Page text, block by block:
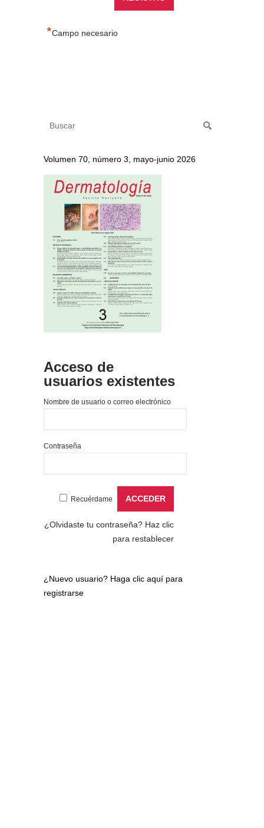
*Campo necesario
Volumen 70, número 3, mayo-junio 2026
Acceso de
usuarios existentes
Nombre de usuario o correo electrónico
Contraseña
Recuérdame
¿Olvidaste tu contraseña? Haz clic
para restablecer
¿Nuevo usuario? Haga clic aquí para
registrarse